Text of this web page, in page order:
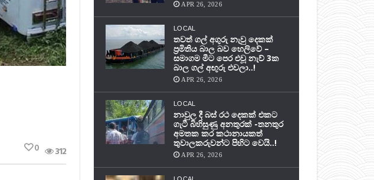
312
0
APR 26, 2026
LOCAL
තවත් ගල් අගුරු නැවු දෙකක්
ප‍්‍රමිතිය බාල බව හෙලිවේ –
සමාගම මීට පෙර එවූ නැව් 3ක
බාල ගල් අඟුරු එවලා..!
APR 26, 2026
LOCAL
නාවුල දී බස් රථ දෙකක් එකට
ගැටී බිහිසුණු අනතුරක් -තනතුර
අමතක කර කථානායකත්
තුවාලකරුවන්ට පිහිට වෙයි..!
APR 26, 2026